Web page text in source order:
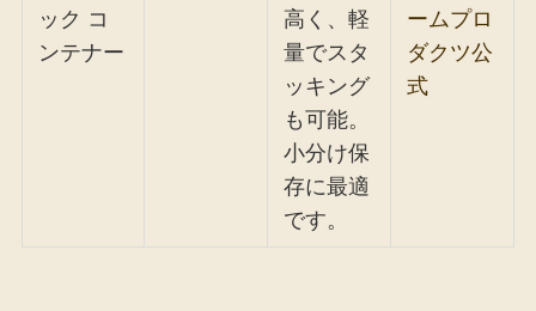
ック コ
ンテナー
高く、軽
量でスタ
ッキング
も可能。
小分け保
存に最適
です。
ームプロ
ダクツ公
式